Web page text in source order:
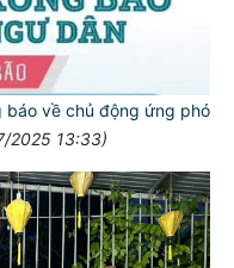
báo về chủ động ứng phó
2025 13:33)